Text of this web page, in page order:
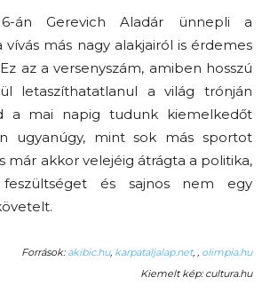
án Gerevich Aladár ünnepli a
vívás más nagy alakjairól is érdemes
az a versenyszám, amiben hosszú
letaszíthatatlanul a világ trónján
a mai napig tudunk kiemelkedőt
ugyanúgy, mint sok más sportot
már akkor velejéig átrágta a politika,
és sajnos nem egy
Források: akibic.hu, karpataljalap.net, , olimpia.hu
Kiemelt kép: cultura.hu